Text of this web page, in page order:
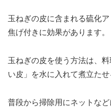
玉ねぎの皮に含まれる硫化
焦げ付きに効果があります。
玉ねぎの皮を使う方法は、
い皮」を水に入れて煮立たせ
普段から掃除用にネットな